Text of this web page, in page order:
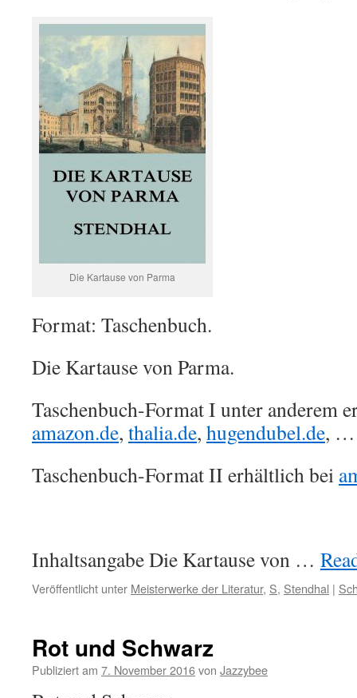
Die Kartause von Parma
Format: Taschenbuch.
Die Kartause von Parma.
Taschenbuch-Format I unter anderem
amazon.de, thalia.de, hugendubel.de, …
Taschenbuch-Format II erhältlich bei
Inhaltsangabe Die Kartause von …
Veröffentlicht unter Meisterwerke der Literatur, S, Stendhal |
Rot und Schwarz
Publiziert am 7. November 2016von Jazzybee